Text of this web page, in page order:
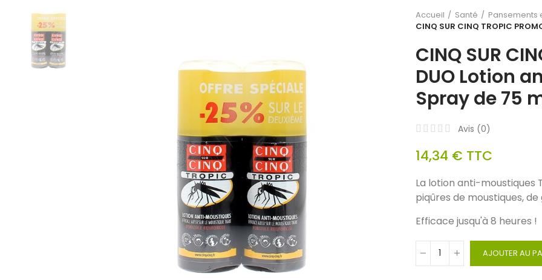
Accueil Santé Pansements
CINQ SUR CINQ TROPIC
CINQ SUR
DUO Lotion
Spray de 75
Avis (0)
14,34 € TTC
La lotion anti-moustiques
piqûres de moustiques,
Efficace jusqu'à 8 heures !
AJOUTER AU